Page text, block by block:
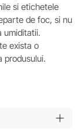
si etichetele
de foc, si nu
umiditatii.
exista o
produsului.